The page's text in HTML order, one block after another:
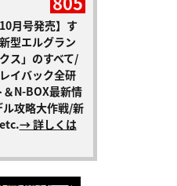
月号発売】す
型エルグラン
ス」のすべて/
イバック全研
N-BOX最新情
攻略大作戦/新
→ 詳しくは